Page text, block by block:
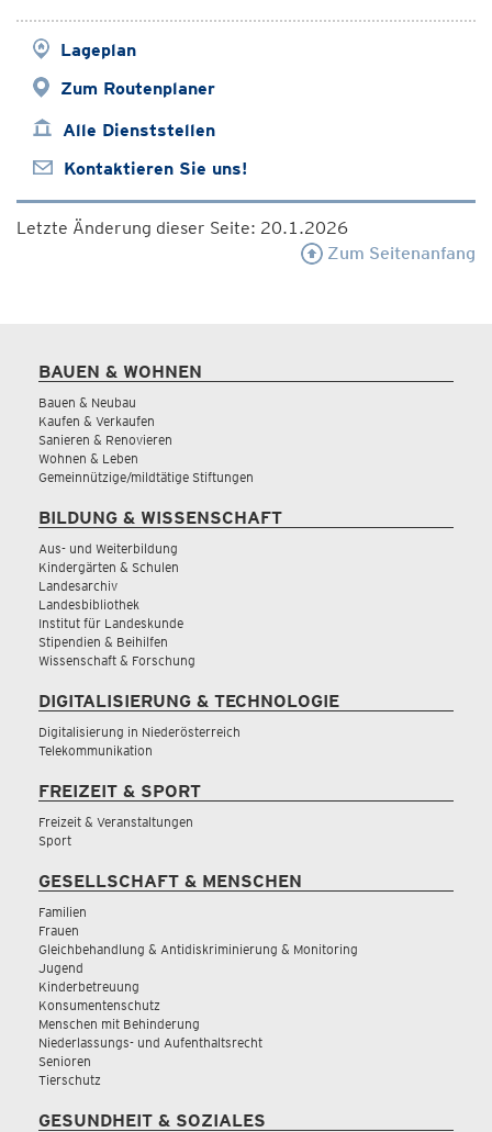
Lageplan
Zum Routenplaner
Alle Dienststellen
Kontaktieren Sie uns!
Letzte Änderung dieser Seite: 20.1.2026
Zum Seitenanfang
BAUEN & WOHNEN
Bauen & Neubau
Kaufen & Verkaufen
Sanieren & Renovieren
Wohnen & Leben
Gemeinnützige/mildtätige Stiftungen
BILDUNG & WISSENSCHAFT
Aus- und Weiterbildung
Kindergärten & Schulen
Landesarchiv
Landesbibliothek
Institut für Landeskunde
Stipendien & Beihilfen
Wissenschaft & Forschung
DIGITALISIERUNG & TECHNOLOGIE
Digitalisierung in Niederösterreich
Telekommunikation
FREIZEIT & SPORT
Freizeit & Veranstaltungen
Sport
GESELLSCHAFT & MENSCHEN
Familien
Frauen
Gleichbehandlung & Antidiskriminierung & Monitoring
Jugend
Kinderbetreuung
Konsumentenschutz
Menschen mit Behinderung
Niederlassungs- und Aufenthaltsrecht
Senioren
Tierschutz
GESUNDHEIT & SOZIALES